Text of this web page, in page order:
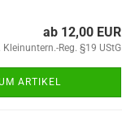
ab 12,00 EUR
Reg. §19 UStG
ARTIKEL